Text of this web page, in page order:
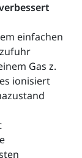
einfachen
Gas z.
ionisiert